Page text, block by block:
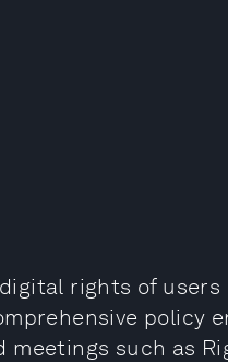
rights of users
policy
such as